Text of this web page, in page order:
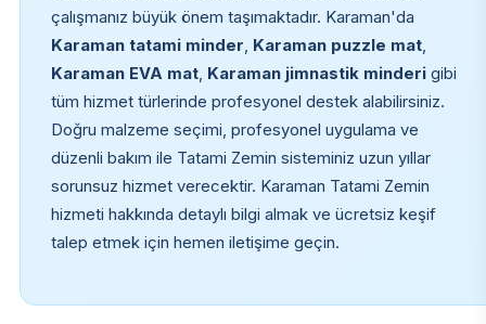
çalışmanız büyük önem taşımaktadır. Karaman'da
Karaman tatami minder, Karaman puzzle mat,
Karaman EVA mat, Karaman jimnastik minderigibi
tüm hizmet türlerinde profesyonel destek alabilirsiniz.
Doğru malzeme seçimi, profesyonel uygulama ve
düzenli bakım ile Tatami Zemin sisteminiz uzun yıllar
sorunsuz hizmet verecektir. Karaman Tatami Zemin
hizmeti hakkında detaylı bilgi almak ve ücretsiz keşif
talep etmek için hemen iletişime geçin.